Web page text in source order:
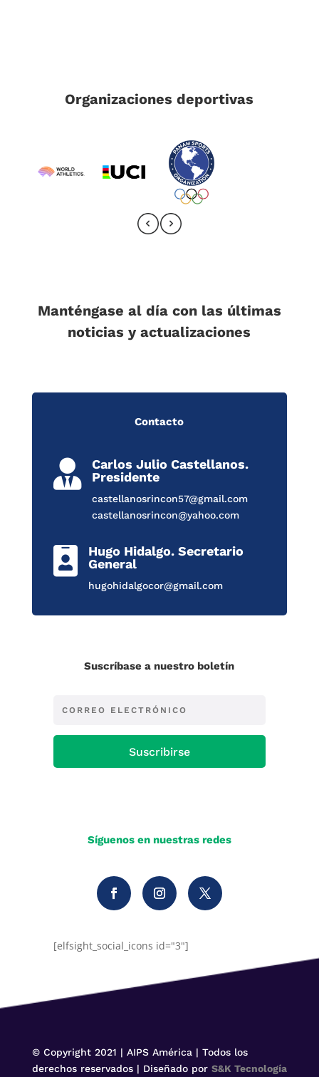
Organizaciones deportivas
Manténgase al día con las últimas
noticias y actualizaciones
Contacto

Carlos Julio Castellanos.
Presidente
castellanosrincon57@gmail.com
castellanosrincon@yahoo.com

Hugo Hidalgo. Secretario
General
hugohidalgocor@gmail.com
Suscríbase a nuestro boletín
Suscribirse
Síguenos en nuestras redes
[elfsight_social_icons id="3"]
© Copyright 2021 | AIPS América | Todos los
derechos reservados | Diseñado por S&K Tecnología